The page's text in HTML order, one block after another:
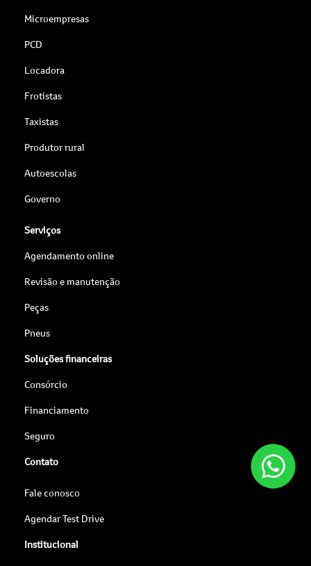
Microempresas
PCD
Locadora
Frotistas
Taxistas
Produtor rural
Autoescolas
Governo
Serviços
Agendamento online
Revisão e manutenção
Peças
Pneus
Soluções financeiras
Consórcio
Financiamento
Seguro
Contato
Fale conosco
Agendar Test Drive
Institucional